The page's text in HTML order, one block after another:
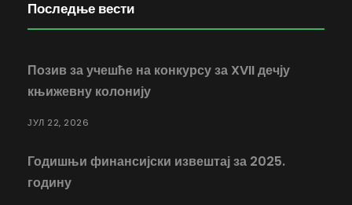
Последње вести
Позив за учешће на конкурсу за XVII дечју
књижевну колонију
ЈУЛ 22, 2026
Годишњи финансијски извештај за 2025.
годину